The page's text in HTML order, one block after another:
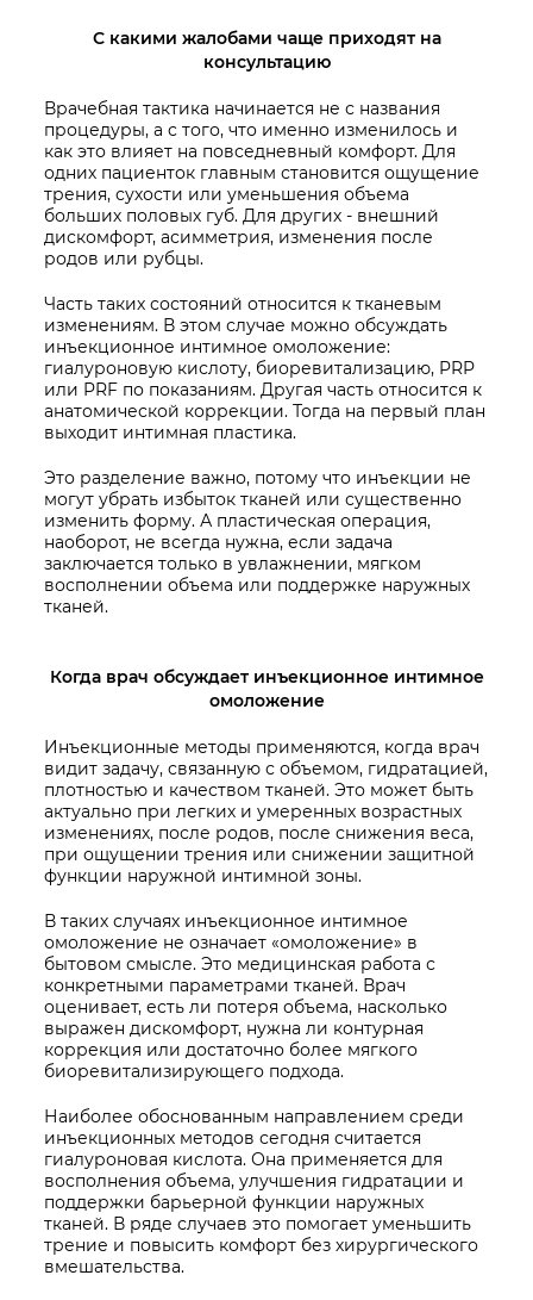
С какими жалобами чаще приходят на
консультацию
Врачебная тактика начинается не с названия
процедуры, а с того, что именно изменилось и
как это влияет на повседневный комфорт. Для
одних пациенток главным становится ощущение
трения, сухости или уменьшения объема
больших половых губ. Для других - внешний
дискомфорт, асимметрия, изменения после
родов или рубцы.
Часть таких состояний относится к тканевым
изменениям. В этом случае можно обсуждать
инъекционное интимное омоложение:
гиалуроновую кислоту, биоревитализацию, PRP
или PRF по показаниям. Другая часть относится к
анатомической коррекции. Тогда на первый план
выходит интимная пластика.
Это разделение важно, потому что инъекции не
могут убрать избыток тканей или существенно
изменить форму. А пластическая операция,
наоборот, не всегда нужна, если задача
заключается только в увлажнении, мягком
восполнении объема или поддержке наружных
тканей.
Когда врач обсуждает инъекционное интимное
омоложение
Инъекционные методы применяются, когда врач
видит задачу, связанную с объемом, гидратацией,
плотностью и качеством тканей. Это может быть
актуально при легких и умеренных возрастных
изменениях, после родов, после снижения веса,
при ощущении трения или снижении защитной
функции наружной интимной зоны.
В таких случаях инъекционное интимное
омоложение не означает «омоложение» в
бытовом смысле. Это медицинская работа с
конкретными параметрами тканей. Врач
оценивает, есть ли потеря объема, насколько
выражен дискомфорт, нужна ли контурная
коррекция или достаточно более мягкого
биоревитализирующего подхода.
Наиболее обоснованным направлением среди
инъекционных методов сегодня считается
гиалуроновая кислота. Она применяется для
восполнения объема, улучшения гидратации и
поддержки барьерной функции наружных
тканей. В ряде случаев это помогает уменьшить
трение и повысить комфорт без хирургического
вмешательства.